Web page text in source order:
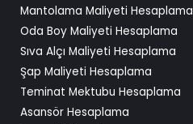
Mantolama Maliyeti Hesaplama
Oda Boy Maliyeti Hesaplama
Sıva Alçı Maliyeti Hesaplama
Şap Maliyeti Hesaplama
Teminat Mektubu Hesaplama
Asansör Hesaplama